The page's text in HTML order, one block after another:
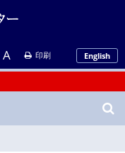
A 印刷 English